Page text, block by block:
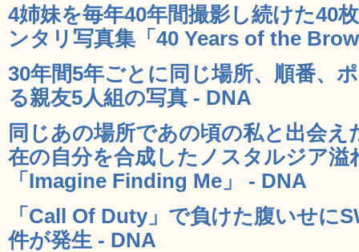
4姉妹を毎年40年間撮影し続けた40
ンタリ写真集「40 Years of the
30年間5年ごとに同じ場所、順番、
る親友5人組の写真 - DNA
同じあの場所であの頃の私と出会え
在の自分を合成したノスタルジア溢
「Imagine Finding Me」 - DNA
「Call Of Duty」で負けた腹いせに
件が発生 - DNA